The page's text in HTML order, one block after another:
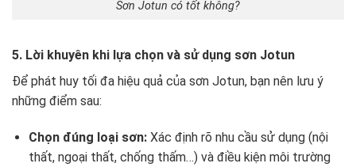
Sơn Jotun có tốt không?
5. Lời khuyên khi lựa chọn và sử dụng sơn Jotun
Để phát huy tối đa hiệu quả của sơn Jotun, bạn nên lưu ý
những điểm sau:
Chọn đúng loại sơn:Xác định rõ nhu cầu sử dụng (nội
thất, ngoại thất, chống thấm…) và điều kiện môi trường